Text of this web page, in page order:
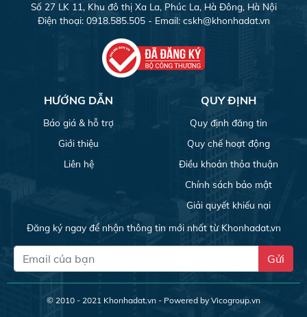
Số 27 LK 11, Khu đô thị Xa La, Phúc La, Hà Đông, Hà Nội
Điện thoại: 0918.585.505 - Email: cskh@khonhadat.vn
HƯỚNG DẪN
Báo giá & hỗ trợ
Giới thiệu
Liên hệ
QUY ĐỊNH
Quy định đăng tin
Quy chế hoạt động
Điều khoản thỏa thuận
Chính sách bảo mật
Giải quyết khiếu nại
Đăng ký ngay để nhận thông tin mới nhất từ Khonhadat.vn
Gửi
© 2010 - 2021 Khonhadat.vn - Powered by Vicogroup.vn